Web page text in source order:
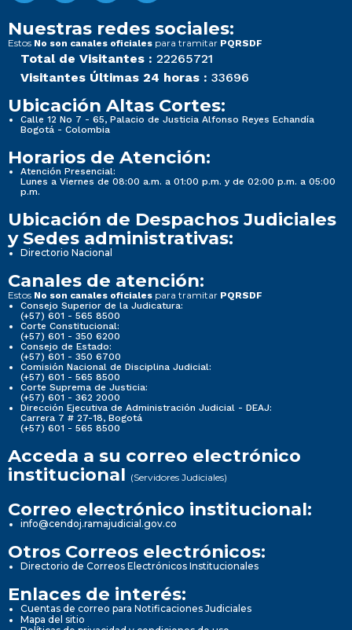
Nuestras redes sociales:
Estos No son canales oficiales para tramitar PQRSDF
Total de Visitantes : 22265721
Visitantes Últimas 24 horas : 33696
Ubicación Altas Cortes:
Calle 12 No 7 - 65, Palacio de Justicia Alfonso Reyes Echandía
Bogotá - Colombia
Horarios de Atención:
Atención Presencial:
Lunes a Viernes de 08:00 a.m. a 01:00 p.m. y de 02:00 p.m. a 05:00
p.m.
Ubicación de Despachos Judiciales
y Sedes administrativas:
Directorio Nacional
Canales de atención:
Estos No son canales oficiales para tramitar PQRSDF
Consejo Superior de la Judicatura:
(+57) 601 - 565 8500
Corte Constitucional:
(+57) 601 - 350 6200
Consejo de Estado:
(+57) 601 - 350 6700
Comisión Nacional de Disciplina Judicial:
(+57) 601 - 565 8500
Corte Suprema de Justicia:
(+57) 601 - 362 2000
Dirección Ejecutiva de Administración Judicial - DEAJ:
Carrera 7 # 27-18, Bogotá
(+57) 601 - 565 8500
Acceda a su correo electrónico
institucional (Servidores Judiciales)
Correo electrónico institucional:
info@cendoj.ramajudicial.gov.co
Otros Correos electrónicos:
Directorio de Correos Electrónicos Institucionales
Enlaces de interés:
Cuentas de correo para Notificaciones Judiciales
Mapa del sitio